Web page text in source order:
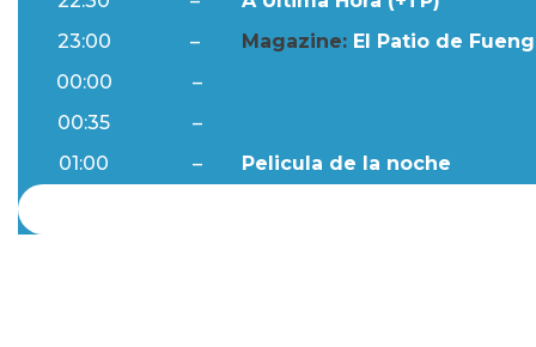
23:00
– Magazine: El Patio de
00:00
–
00:35
–
01:00
– Pelicula de la noche